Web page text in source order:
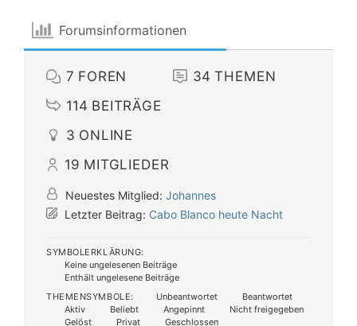
Forumsinformationen
7 FOREN 34 THEMEN
114 BEITRÄGE
3 ONLINE
19 MITGLIEDER
Neuestes Mitglied: Johannes
Letzter Beitrag: Cabo Blanco heute Nacht
SYMBOLERKLÄRUNG:
Keine ungelesenen Beiträge
Enthält ungelesene Beiträge
THEMENSYMBOLE:
Unbeantwortet
Beantwortet
Aktiv
Beliebt Angepinnt
Nicht freigegeben
Gelöst
Privat Geschlossen